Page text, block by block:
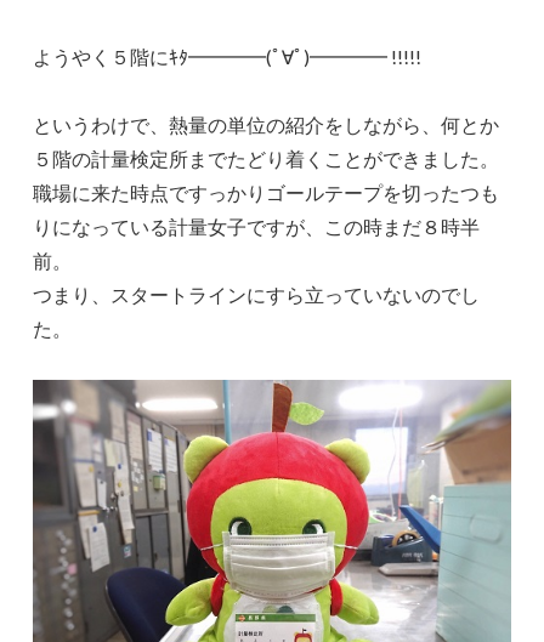
ようやく５階にｷﾀ━━━━(ﾟ∀ﾟ)━━━━ !!!!!
というわけで、熱量の単位の紹介をしながら、何とか
５階の計量検定所までたどり着くことができました。
職場に来た時点ですっかりゴールテープを切ったつも
りになっている計量女子ですが、この時まだ８時半
前。
つまり、スタートラインにすら立っていないのでし
た。